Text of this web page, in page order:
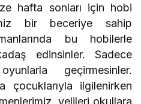
hafta sonları için hobi
bir beceriye sahip
bu hobilerle
edinsinler. Sadece
geçirmesinler.
çocuklarıyla ilgilenirken
velileri okullara